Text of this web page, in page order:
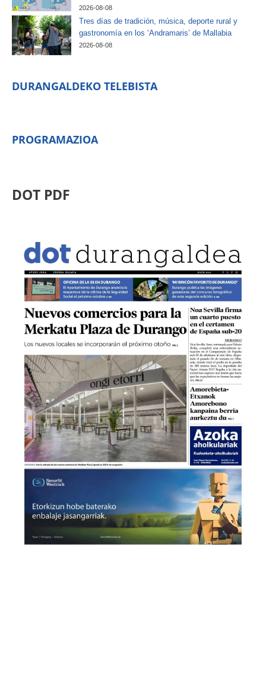
2026-08-08
Tres días de tradición, música, deporte rural y
gastronomía en los ‘Andramaris’ de Mallabia
2026-08-08
DURANGALDEKO TELEBISTA
PROGRAMAZIOA
DOT PDF